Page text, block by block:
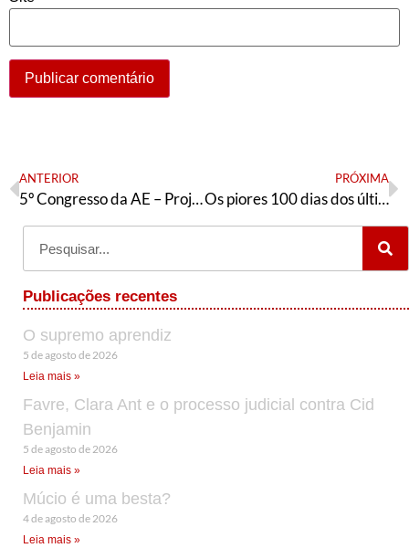
ANTERIOR
5º Congresso da AE – Projetos de Resolução
PRÓXIMA
Os piores 100 dias dos últimos tempos!
Publicações recentes
O supremo aprendiz
5 de agosto de 2026
Leia mais »
Favre, Clara Ant e o processo judicial contra Cid
Benjamin
5 de agosto de 2026
Leia mais »
Múcio é uma besta?
4 de agosto de 2026
Leia mais »